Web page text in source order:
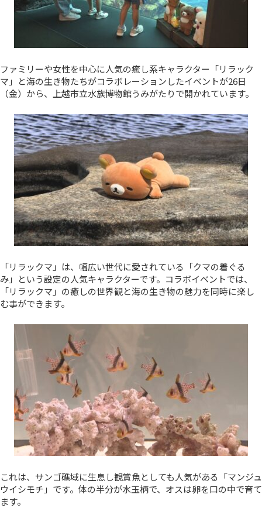
ファミリーや女性を中心に人気の癒し系キャラクター「リラック
マ」と海の生き物たちがコラボレーションしたイベントが26日
（金）から、上越市立水族博物館うみがたりで開かれています。
「リラックマ」は、幅広い世代に愛されている「クマの着ぐる
み」という設定の人気キャラクターです。コラボイベントでは、
「リラックマ」の癒しの世界観と海の生き物の魅力を同時に楽し
む事ができます。
これは、サンゴ礁域に生息し観賞魚としても人気がある「マンジュ
ウイシモチ」です。体の半分が水玉柄で、オスは卵を口の中で育て
ます。